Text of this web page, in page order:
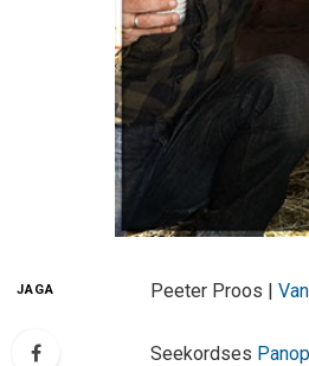
JAGA Peeter Proos |
Seekordses